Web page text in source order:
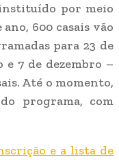
por meio
ano, 600 casais vão
para 23 de
e 7 de dezembro –
Até o momento,
programa, com
e a lista de